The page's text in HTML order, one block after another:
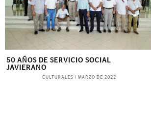
50 AÑOS DE SERVICIO SOCIAL
JAVIERANO
CULTURALES MARZO DE 2022